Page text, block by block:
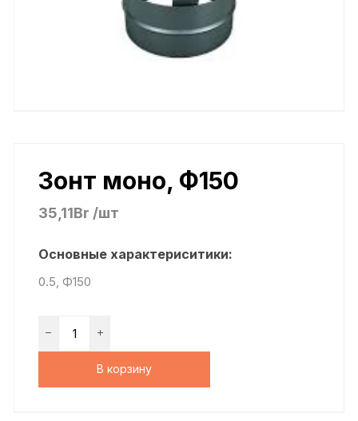
Зонт моно, Ф150
35,11Br /шт
Основные характериситики:
0.5, Ф150
В корзину